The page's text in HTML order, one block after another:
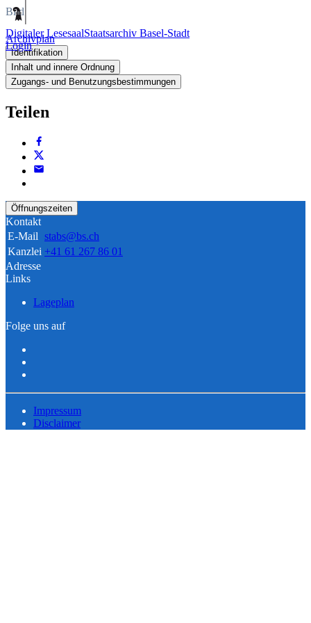
Digitaler LesesaalStaatsarchiv Basel-Stadt
Login
Bild
Archivplan
Identifikation
Inhalt und innere Ordnung
Zugangs- und Benutzungsbestimmungen
Teilen
Öffnungszeiten
Kontakt
E-Mail stabs@bs.ch
Kanzlei +41 61 267 86 01
Adresse
Links
Lageplan
Folge uns auf
Impressum
Disclaimer